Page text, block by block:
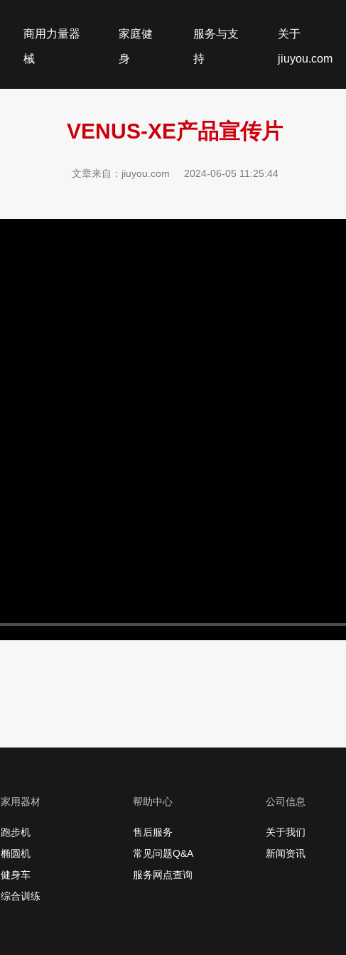
商用力量器
械
家庭健
身
服务与支
持
关于
jiuyou.com
VENUS-XE产品宣传片
文章来自：jiuyou.com 2024-06-05 11:25:44
家用器材
跑步机
椭圆机
健身车
综合训练
帮助中心
售后服务
常见问题Q&A
服务网点查询
公司信息
关于我们
新闻资讯